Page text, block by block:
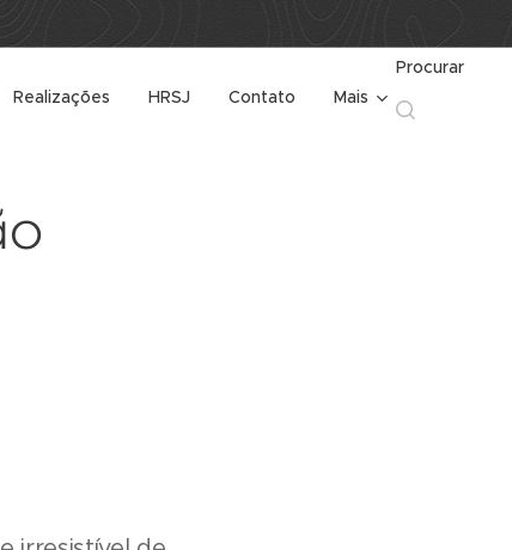
Realizações HRSJ Contato Mais
Procurar